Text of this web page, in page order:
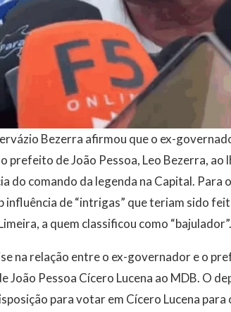
Bezerra afirmou que o ex-
prefeito de João Pessoa, Leo Bezerra, ao
do comando da legenda na Capital.
influência de “intrigas” que teriam sido
a quem classificou como “bajulador”.
na relação entre o ex-governador e o
João Pessoa Cícero Lucena ao MDB. O
para votar em Cícero Lucena para